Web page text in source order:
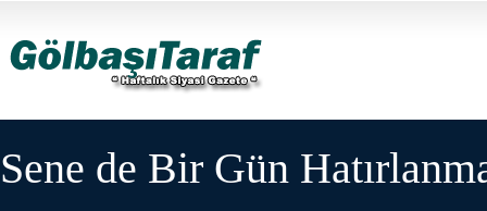
Sene de Bir Gün